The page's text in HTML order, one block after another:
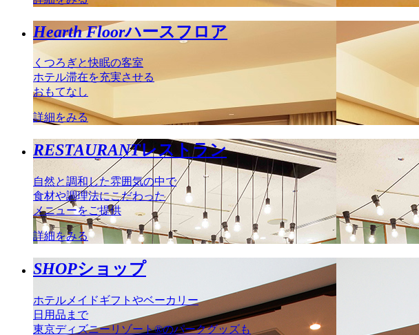
Hearth Floorハースフロア
くつろぎと快眠の客室
ホテル滞在を充実させる
おもてなし
詳細をみる
RESTAURANTレストラン
自然と調和した雰囲気の中で
食材や調理法にこだわった
メニューをご提供
詳細をみる
SHOPショップ
ホテルメイドギフトやベーカリー
日用品まで
東京ディズニーリゾート®のパークグッズも